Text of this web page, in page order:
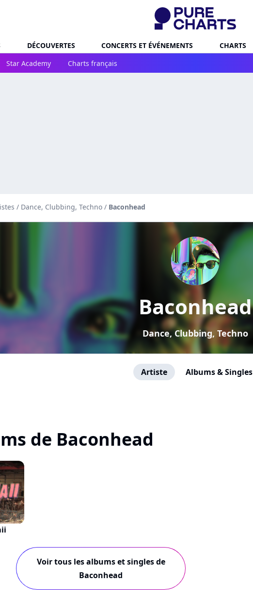
DÉCOUVERTES CONCERTS ET ÉVÉNEMENTS CHARTS
Star Academy Charts français
/ Dance, Clubbing, Techno / Baconhead
Baconhead
Dance, Clubbing, Techno
Artiste Albums & Singles
de Baconhead
Voir tous les albums et singles de
Baconhead